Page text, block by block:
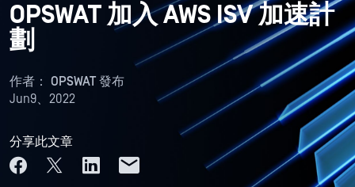
OPSWAT 加入 AWS ISV 加速計
劃
作者： OPSWAT 發布
Jun9、2022
分享此文章